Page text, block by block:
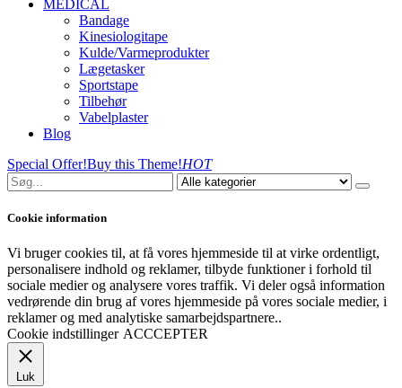
MEDICAL
Bandage
Kinesiologitape
Kulde/Varmeprodukter
Lægetasker
Sportstape
Tilbehør
Vabelplaster
Blog
Special Offer!Buy this Theme!HOT
Cookie information
Vi bruger cookies til, at få vores hjemmeside til at virke ordentligt,
personalisere indhold og reklamer, tilbyde funktioner i forhold til
sociale medier og analysere vores traffik. Vi deler også information
vedrørende din brug af vores hjemmeside på vores sociale medier, i
reklamer og med analytiske samarbejdspartnere..
Cookie indstillinger ACCCEPTER
Luk